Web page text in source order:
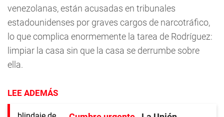
venezolanas, están acusadas en tribunales
estadounidenses por graves cargos de narcotráfico,
lo que complica enormemente la tarea de Rodríguez:
limpiar la casa sin que la casa se derrumbe sobre
ella.
LEE ADEMÁS